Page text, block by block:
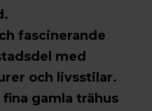
fascinerande
med
och livsstilar.
gamla trähus